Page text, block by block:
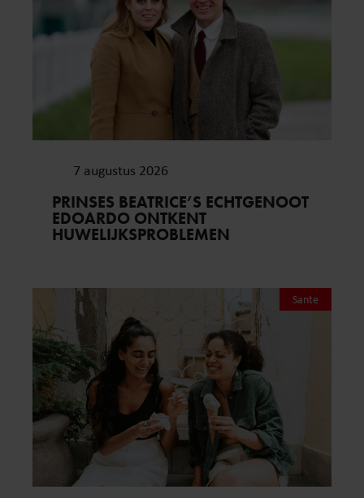
7 augustus 2026
PRINSES BEATRICE’S ECHTGENOOT
EDOARDO ONTKENT
HUWELIJKSPROBLEMEN
Sante